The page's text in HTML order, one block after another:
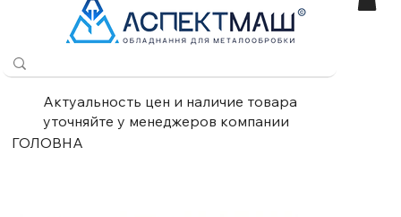
Актуальность цен и наличие товара
уточняйте у менеджеров компании
ГОЛОВНА